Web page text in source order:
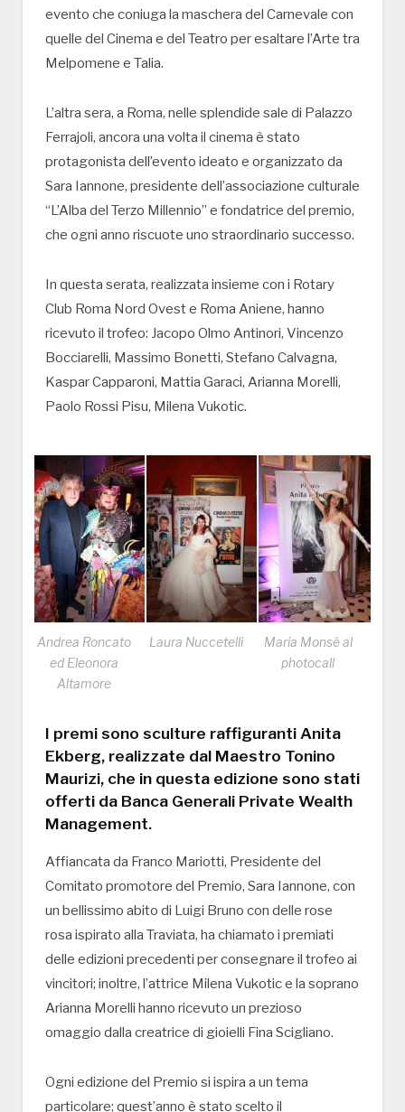
evento che coniuga la maschera del Carnevale con
quelle del Cinema e del Teatro per esaltare l’Arte tra
Melpomene e Talia.
L’altra sera, a Roma, nelle splendide sale di Palazzo
Ferrajoli, ancora una volta il cinema è stato
protagonista dell’evento ideato e organizzato da
Sara Iannone, presidente dell’associazione culturale
“L’Alba del Terzo Millennio” e fondatrice del premio,
che ogni anno riscuote uno straordinario successo.
In questa serata, realizzata insieme con i Rotary
Club Roma Nord Ovest e Roma Aniene, hanno
ricevuto il trofeo: Jacopo Olmo Antinori, Vincenzo
Bocciarelli, Massimo Bonetti, Stefano Calvagna,
Kaspar Capparoni, Mattia Garaci, Arianna Morelli,
Paolo Rossi Pisu, Milena Vukotic.
Andrea Roncato
ed Eleonora
Altamore
Laura Nuccetelli
Maria Monsè al
photocall
I premi sono sculture raffiguranti Anita
Ekberg, realizzate dal Maestro Tonino
Maurizi, che in questa edizione sono stati
offerti da Banca Generali Private Wealth
Management.
Affiancata da Franco Mariotti, Presidente del
Comitato promotore del Premio, Sara Iannone, con
un bellissimo abito di Luigi Bruno con delle rose
rosa ispirato alla Traviata, ha chiamato i premiati
delle edizioni precedenti per consegnare il trofeo ai
vincitori; inoltre, l’attrice Milena Vukotic e la soprano
Arianna Morelli hanno ricevuto un prezioso
omaggio dalla creatrice di gioielli Fina Scigliano.
Ogni edizione del Premio si ispira a un tema
particolare; quest’anno è stato scelto il